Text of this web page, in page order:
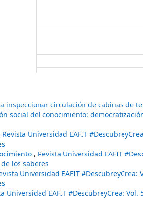
inspeccionar circulación de cabinas de
social del conocimiento:
Revista Universidad EAFIT
, Revista Universidad EAFIT
los saberes
Universidad EAFIT #DescubreyCrea:
Universidad EAFIT #DescubreyCrea: Vol.